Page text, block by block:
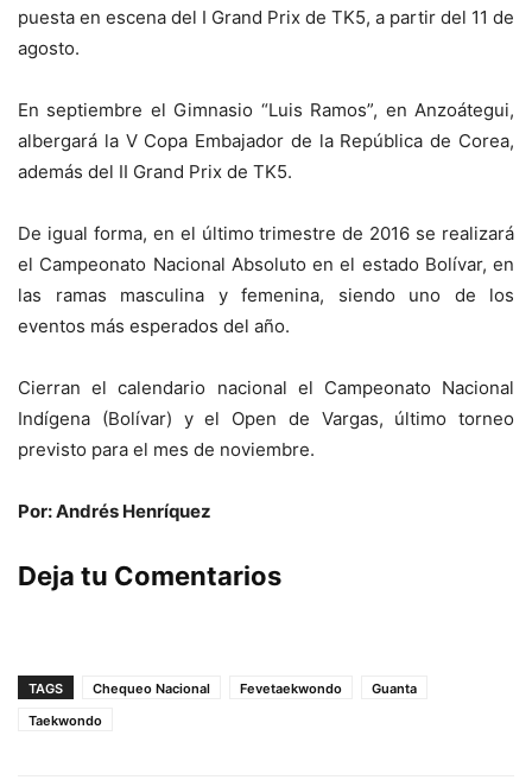
puesta en escena del I Grand Prix de TK5, a partir del 11 de
agosto.
En septiembre el Gimnasio “Luis Ramos”, en Anzoátegui,
albergará la V Copa Embajador de la República de Corea,
además del II Grand Prix de TK5.
De igual forma, en el último trimestre de 2016 se realizará
el Campeonato Nacional Absoluto en el estado Bolívar, en
las ramas masculina y femenina, siendo uno de los
eventos más esperados del año.
Cierran el calendario nacional el Campeonato Nacional
Indígena (Bolívar) y el Open de Vargas, último torneo
previsto para el mes de noviembre.
Por: Andrés Henríquez
Deja tu Comentarios
TAGS Chequeo Nacional Fevetaekwondo
Guanta
Taekwondo